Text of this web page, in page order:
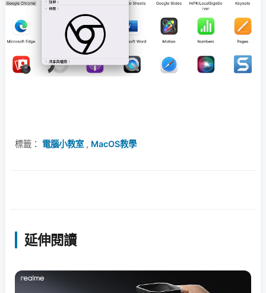
標籤： 電腦小教室 , MacOS教學
延伸閱讀